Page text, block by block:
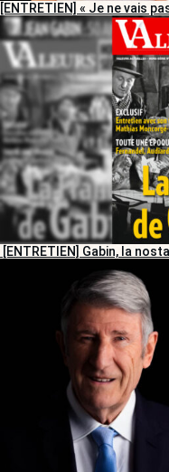
[ENTRETIEN] « Je ne vais
[ENTRETIEN] Gabin, la